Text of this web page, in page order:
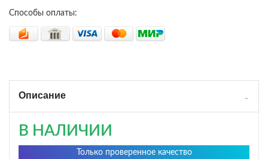
Способы оплаты:
Описание
В НАЛИЧИИ
Только проверенное качество